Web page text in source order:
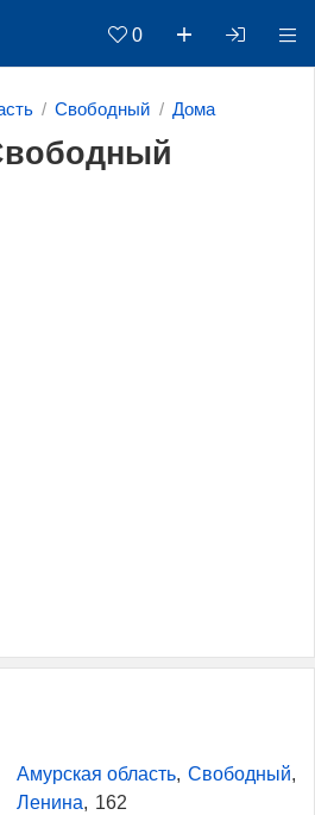
0
Свободный Дома
Амурская область, Свободный,
Ленина, 162